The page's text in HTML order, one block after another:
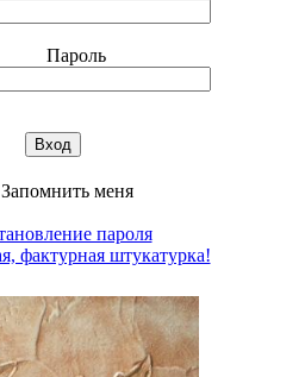
Пароль
Запомнить меня
пароля
фактурная штукатурка!